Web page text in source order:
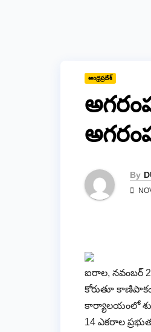
ఆంధ్రప్రదేశ్
By
ఐరాల, నవంబర్
కోరుతూ కాణిపాకం
కార్యాలయంలో
14 ఎకరాల